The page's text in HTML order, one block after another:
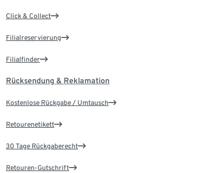
Click & Collect
Filialreservierung
Filialfinder
Rücksendung & Reklamation
Kostenlose Rückgabe / Umtausch
Retourenetikett
30 Tage Rückgaberecht
Retouren-Gutschrift